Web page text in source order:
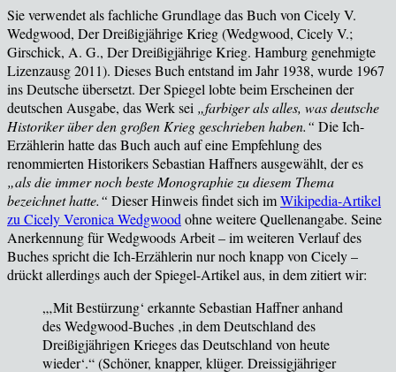
Sie verwendet als fachliche Grundlagedas Buch von Cicely V.
Wedgwood, Der Dreißigjährige Krieg(Wedgwood, Cicely V.;
Girschick, A. G., Der Dreißigjährige Krieg. Hamburg genehmigte
Lizenzausg 2011). Dieses Buch entstand im Jahr 1938, wurde 1967
ins Deutscheübersetzt. Der Spiegel lobte beim Erscheinen der
deutschen Ausgabe, das Werk sei „farbiger als alles, was deutsche
Historiker über den großen Krieg geschrieben haben.“ Die Ich-
Erzählerin hatte das Buch auch auf eine Empfehlung des
renommierten Historikers Sebastian Haffners ausgewählt, der es
„als die immer noch beste Monographie zu diesem Thema
bezeichnet hatte.“ Dieser Hinweis findet sich imWikipedia-Artikel
zu Cicely Veronica Wedgwood ohne weitere Quellenangabe. Seine
Anerkennung für Wedgwoods Arbeit – im weiteren Verlauf des
Buches spricht die Ich-Erzählerin nur noch knapp von Cicely –
drückt allerdings auch der Spiegel-Artikel aus, in dem zitiert wir:
„‚Mit Bestürzung‘ erkannte Sebastian Haffner anhand
des Wedgwood‐Buches ‚in dem Deutschland des
Dreißigjährigen Krieges das Deutschland von heute
wieder‘.“ (Schöner, knapper, klüger. Dreissigjähriger